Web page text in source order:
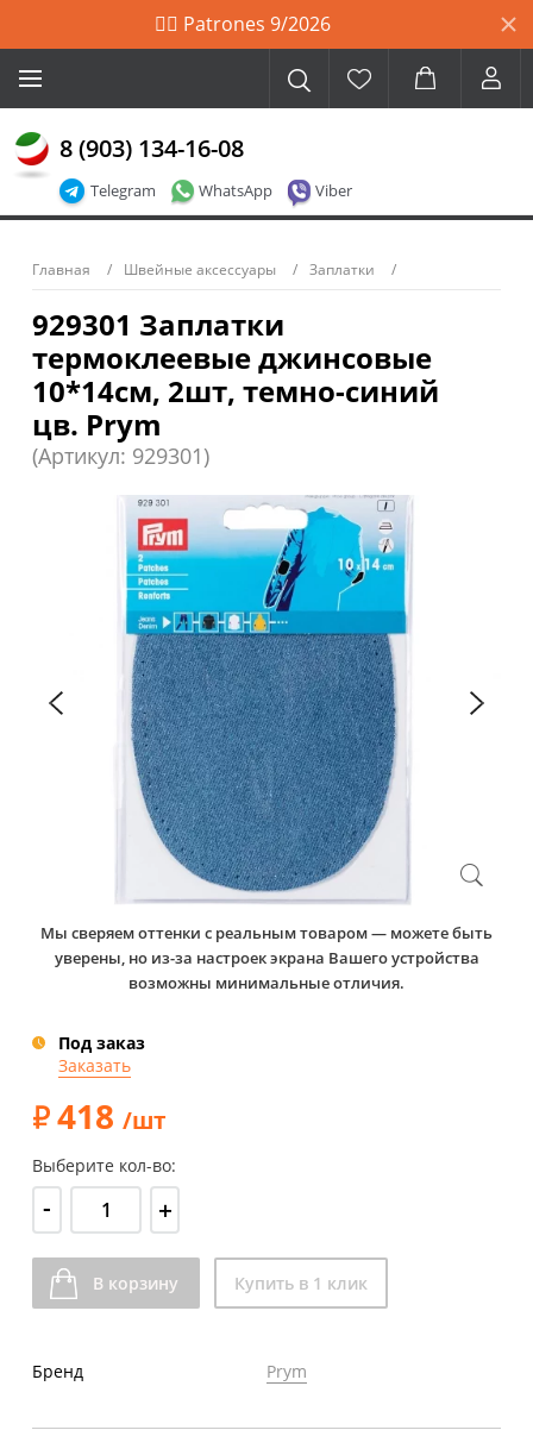
🙋‍♀️ Patrones 9/2026
Telegram WhatsApp Viber
8 (903) 134-16-08
Главная Швейные аксессуары Заплатки
929301 Заплатки
термоклеевые джинсовые
10*14см, 2шт, темно-синий
цв. Prym
(Артикул: 929301)
Мы сверяем оттенки с реальным товаром — можете быть
уверены, но из-за настроек экрана Вашего устройства
возможны минимальные отличия.
Под заказ
Заказать
418 /шт
Выберите кол-во:
- +
В корзину Купить в 1 клик
Бренд Prym